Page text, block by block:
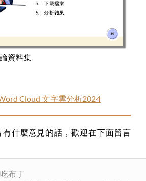
資料集
Cloud 文字雲分析2024
什麼意見的話，歡迎在下面留言
布丁